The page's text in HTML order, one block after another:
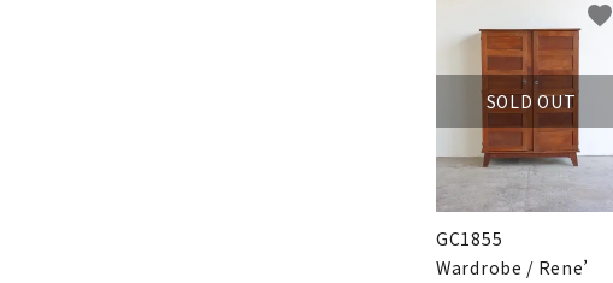
SOLD OUT
GC1855
Wardrobe / Rene’
favorite